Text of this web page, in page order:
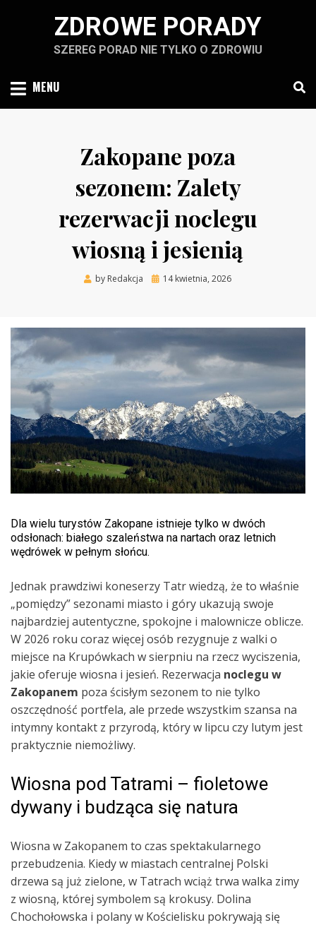
ZDROWE PORADY
SZEREG PORAD NIE TYLKO O ZDROWIU
MENU
Zakopane poza
sezonem: Zalety
rezerwacji noclegu
wiosną i jesienią
by Redakcja
Posted
14 kwietnia, 2026
Dla wielu turystów Zakopane istnieje tylko w dwóch
odsłonach: białego szaleństwa na nartach oraz letnich
wędrówek w pełnym słońcu.
Jednak prawdziwi koneserzy Tatr wiedzą, że to właśnie
„pomiędzy” sezonami miasto i góry ukazują swoje
najbardziej autentyczne, spokojne i malownicze oblicze.
W 2026 roku coraz więcej osób rezygnuje z walki o
miejsce na Krupówkach w sierpniu na rzecz wyciszenia,
jakie oferuje wiosna i jesień. Rezerwacja noclegu w
Zakopanem poza ścisłym sezonem to nie tylko
oszczędność portfela, ale przede wszystkim szansa na
intymny kontakt z przyrodą, który w lipcu czy lutym jest
praktycznie niemożliwy.
Wiosna pod Tatrami – fioletowe
dywany i budząca się natura
Wiosna w Zakopanem to czas spektakularnego
przebudzenia. Kiedy w miastach centralnej Polski
drzewa są już zielone, w Tatrach wciąż trwa walka zimy
z wiosną, której symbolem są krokusy. Dolina
Chochołowska i polany w Kościelisku pokrywają się